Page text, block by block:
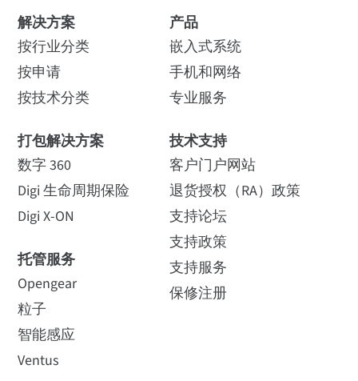
解决方案
按行业分类
按申请
按技术分类
打包解决方案
数字 360
Digi 生命周期保险
Digi X-ON
托管服务
Opengear
粒子
智能感应
Ventus
产品
嵌入式系统
手机和网络
专业服务
技术支持
客户门户网站
退货授权（RA）政策
支持论坛
支持政策
支持服务
保修注册